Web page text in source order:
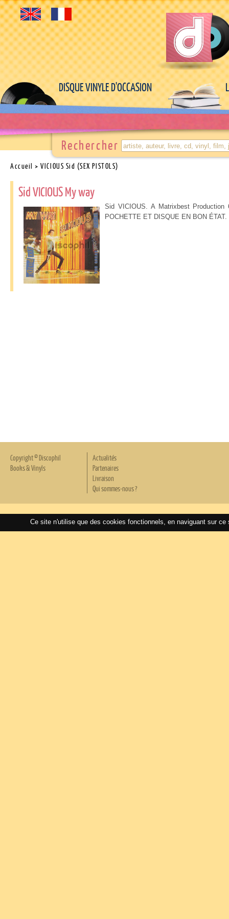
DISQUE VINYLE D'OCCASION
Rechercher
Accueil > VICIOUS Sid (SEX PISTOLS)
Sid VICIOUS My way
Sid VICIOUS. A Matrixbest
POCHETTE ET DISQUE EN BON ÉTAT.
Copyright © Discophil
Books & Vinyls
Actualités
Partenaires
Livraison
Qui sommes-nous ?
Ce site n'utilise que des cookies fonctionnels, en naviguant sur